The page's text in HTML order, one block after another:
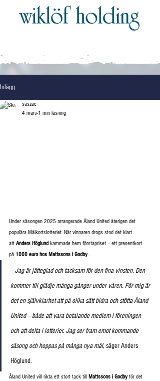
Inlägg
saszac
4 mars 1 min läsning
Under säsongen 2025 arrangerade Åland United återigen det
populära Målkortslotteriet. När vinnaren drogs stod det klart
att Anders Höglund kammade hem förstapriset – ett presentkort
på 1000 euro hos Mattssons i Godby.
– Jag är jätteglad och tacksam för den fina vinsten. Den
kommer till glädje många gånger under våren. För mig är
det en självklarhet att på olika sätt bidra och stötta Åland
United – både att vara betalande medlem i föreningen
och att delta i lotterier. Jag ser fram emot kommande
säsong och hoppas på många nya mål, säger Anders
Höglund.
Åland United vill rikta ett stort tack till Mattssons i Godby för det